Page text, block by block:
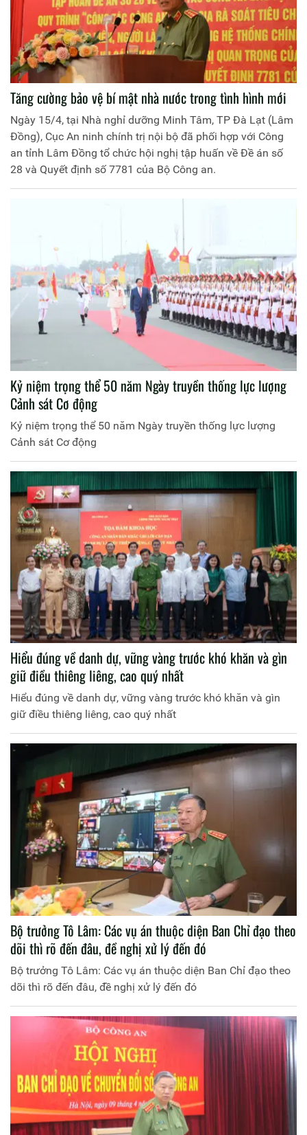
Tăng cường bảo vệ bí mật nhà nước trong tình hình mới
Ngày 15/4, tại Nhà nghỉ dưỡng Minh Tâm, TP Đà Lạt (Lâm
Đồng), Cục An ninh chính trị nội bộ đã phối hợp với Công
an tỉnh Lâm Đồng tổ chức hội nghị tập huấn về Đề án số
28 và Quyết định số 7781 của Bộ Công an.
Kỷ niệm trọng thể 50 năm Ngày truyền thống lực lượng
Cảnh sát Cơ động
Kỷ niệm trọng thể 50 năm Ngày truyền thống lực lượng
Cảnh sát Cơ động
Hiểu đúng về danh dự, vững vàng trước khó khăn và gìn
giữ điều thiêng liêng, cao quý nhất
Hiểu đúng về danh dự, vững vàng trước khó khăn và gìn
giữ điều thiêng liêng, cao quý nhất
Bộ trưởng Tô Lâm: Các vụ án thuộc diện Ban Chỉ đạo theo
dõi thì rõ đến đâu, đề nghị xử lý đến đó
Bộ trưởng Tô Lâm: Các vụ án thuộc diện Ban Chỉ đạo theo
dõi thì rõ đến đâu, đề nghị xử lý đến đó